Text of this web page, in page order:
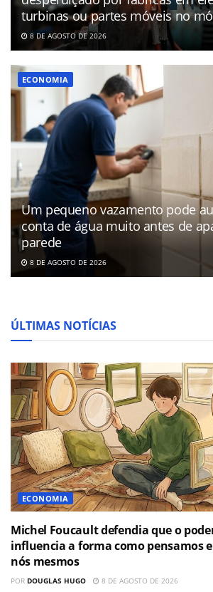
turbinas ou partes móveis no
8 DE AGOSTO DE 2026
ECONOMIA
Um pequeno vazamento pode
conta de água muito antes de
parede
8 DE AGOSTO DE 2026
ÚLTIMAS NOTÍCIAS
ECONOMIA
Michel Foucault defendia que o
influencia a forma como pensamos
nós mesmos
POR DOUGLAS HUGO 8 DE AGOSTO DE 2026